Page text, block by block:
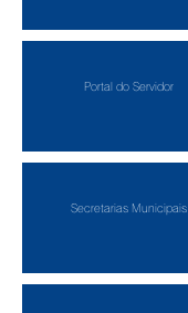
Portal do Servidor
Secretarias Municipais